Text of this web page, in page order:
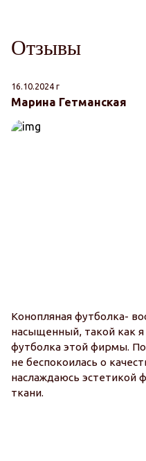
Отзывы
16.10.2024 г
Марина Гетманская
Конопляная футболка-
насыщенный, такой как
футболка этой фирмы.
не беспокоилась о
наслаждаюсь эстетикой
ткани.